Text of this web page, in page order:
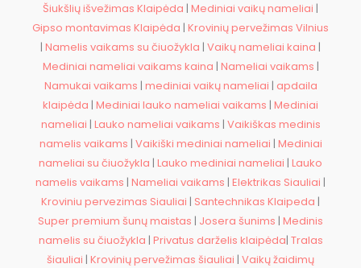
Šiukšlių išvežimas Klaipėda | Mediniai vaikų nameliai |
Gipso montavimas Klaipėda | Krovinių pervežimas Vilnius
| Namelis vaikams su čiuožykla | Vaikų nameliai kaina |
Mediniai nameliai vaikams kaina | Nameliai vaikams |
Namukai vaikams | mediniai vaikų nameliai | apdaila
klaipėda | Mediniai lauko nameliai vaikams | Mediniai
nameliai | Lauko nameliai vaikams | Vaikiškas medinis
namelis vaikams | Vaikiški mediniai nameliai | Mediniai
nameliai su čiuožykla | Lauko mediniai nameliai | Lauko
namelis vaikams | Nameliai vaikams | Elektrikas Siauliai |
Kroviniu pervezimas Siauliai | Santechnikas Klaipeda |
Super premium šunų maistas | Josera šunims | Medinis
namelis su čiuožykla | Privatus darželis klaipėda| Tralas
šiauliai | Krovinių pervežimas šiauliai | Vaikų žaidimų